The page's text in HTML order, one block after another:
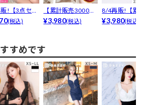
!【3点セッ
三上悠亜着...
(税込)
【累計販売3000枚
以上】「着やせす
¥3,980(税込)
8/4再販!【累
万足以上販売
¥3,980(税込)
すめです